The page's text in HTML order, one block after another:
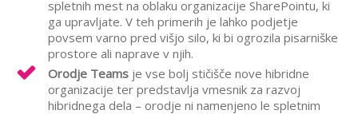
spletnih mest na oblaku organizacije SharePointu, ki
ga upravljate. V teh primerih je lahko podjetje
povsem varno pred višjo silo, ki bi ogrozila pisarniške
prostore ali naprave v njih.
Orodje Teams je vse bolj stičišče nove hibridne
organizacije ter predstavlja vmesnik za razvoj
hibridnega dela – orodje ni namenjeno le spletnim